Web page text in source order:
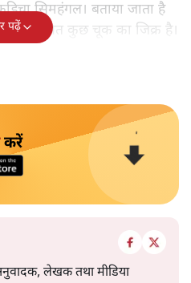
सिमहंगल। बताया जाता है
से संबंधित कुछ चूक का जिक्र है।
पढ़ें
करें
लेखक तथा मीडिया